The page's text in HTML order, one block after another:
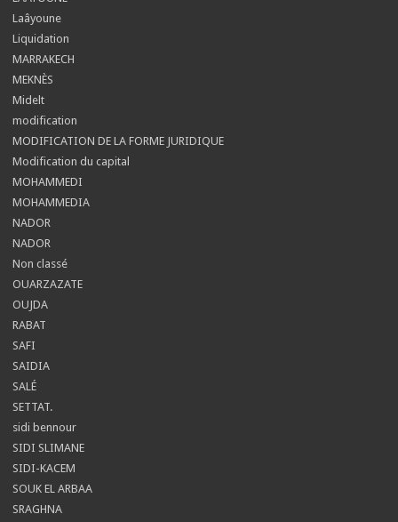
Laâyoune
Liquidation
MARRAKECH
MEKNÈS
Midelt
modification
MODIFICATION DE LA FORME JURIDIQUE
Modification du capital
MOHAMMEDI
MOHAMMEDIA
NADOR
NADOR
Non classé
OUARZAZATE
OUJDA
RABAT
SAFI
SAIDIA
SALÉ
SETTAT.
sidi bennour
SIDI SLIMANE
SIDI-KACEM
SOUK EL ARBAA
SRAGHNA